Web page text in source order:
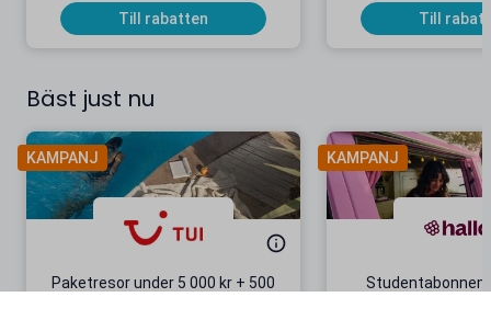
Till rabatten Till
Bäst just nu
KAMPANJ
Paketresor under 5 000 kr + 500
KAMPANJ